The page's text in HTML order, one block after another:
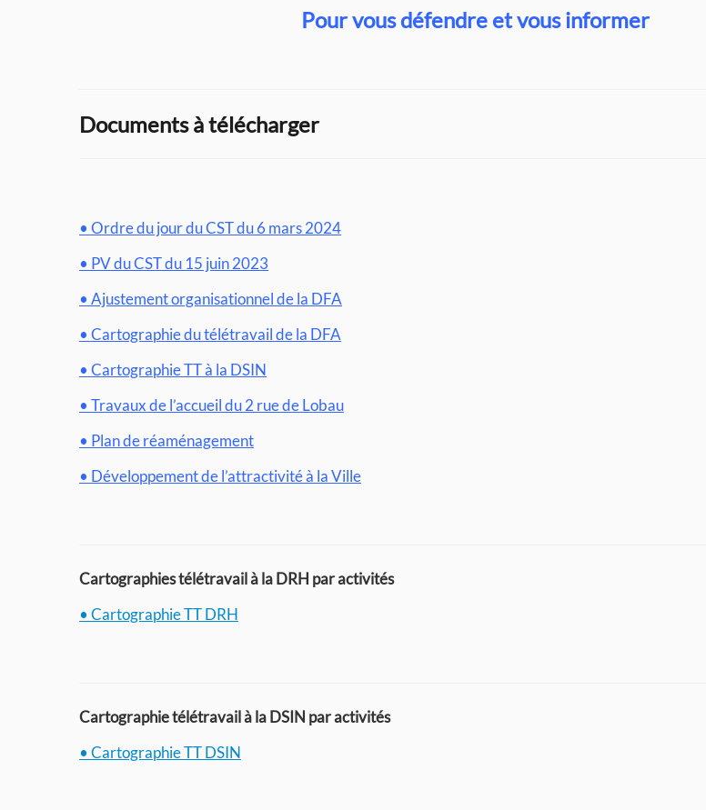
Pour vous défendre et vous informer
Documents à télécharger
• Ordre du jour du CST du 6 mars 2024
• PV du CST du 15 juin 2023
• Ajustement organisationnel de la DFA
• Cartographie du télétravail de la DFA
• Cartographie TT à la DSIN
• Travaux de l’accueil du 2 rue de Lobau
• Plan de réaménagement
• Développement de l’attractivité à la Ville
Cartographies télétravail à la DRH par activités
• Cartographie TT DRH
Cartographie télétravail à la DSIN par activités
• Cartographie TT DSIN